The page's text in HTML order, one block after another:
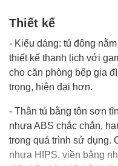
Thiết kế
- Kiểu dáng: tủ đông nằm
thiết kế thanh lịch với
cho căn phòng bếp gia
trọng, hiện đại hơn.
- Thân tủ bằng tôn sơn
nhựa ABS chắc chắn,
trong quá trình sử dụng.
nhựa HIPS, viền bằng